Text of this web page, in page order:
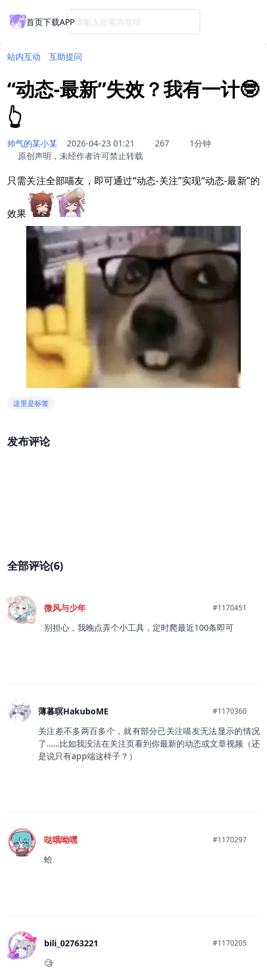
首页下载APP请输入搜索内容喵
站内互动 互助提问
“动态-最新”失效？我有一计🤓
👆
帅气的某小某 2026-04-23 01:21 267
1分钟
原创声明，未经作者许可禁止转载
只需关注全部喵友，即可通过“动态-关注”实现“动态-最新”的
效果
这里是标签
发布评论
全部评论(6)
微风与少年 #1170451
别担心，我晚点弄个小工具，定时爬最近100条即可
薄暮暝HakuboME #1170360
关注差不多两百多个，就有部分已关注喵友无法显示的情况
了……比如我没法在关注页看到你最新的动态或文章视频（还
是说只有app端这样子？）
哒哦呦嘿 #1170297
蛤
bili_02763221 #1170205
🧐